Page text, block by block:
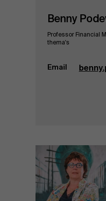
Benny
Professor Financial
thema's
Email